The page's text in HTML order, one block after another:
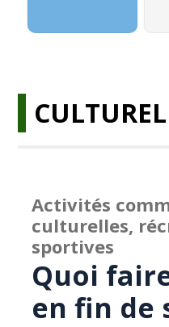
CULTUREL
Activités
culturelles,
sportives
Quoi
en fin de